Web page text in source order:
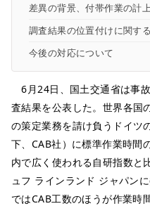
差異の背景、付帯作業の計
調査結果の位置付けに関す
今後の対応について
6月24日、国土交通省は事
査結果を公表した。世界各国
の策定業務を請け負うドイ
下、CAB社）に標準作業時間
内で広く使われる自研指数と
ュフ ラインランド ジャパン
ではCAB工数のほうが作業時